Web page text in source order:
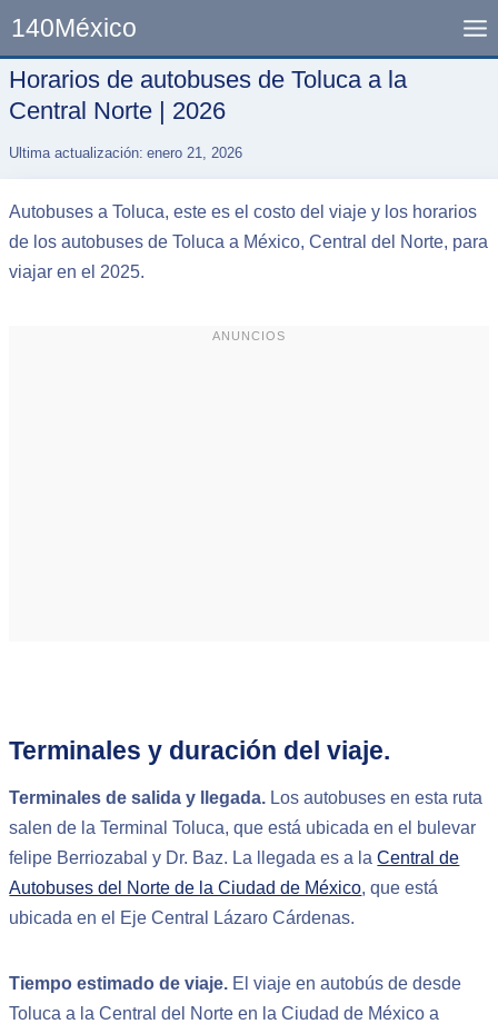
content
140México
Horarios de autobuses de Toluca a la
Central Norte | 2026
Ultima actualización: enero 21, 2026
Autobuses a Toluca, este es el costo del viaje y los horarios
de los autobuses de Toluca a México, Central del Norte, para
viajar en el 2025.
ANUNCIOS
Terminales y duración del viaje.
Terminales de salida y llegada. Los autobuses en esta ruta
salen de la Terminal Toluca, que está ubicada en el bulevar
felipe Berriozabal y Dr. Baz. La llegada es a laCentral de
Autobuses del Norte de la Ciudad de México, que está
ubicada en el Eje Central Lázaro Cárdenas.
Tiempo estimado de viaje. El viaje en autobús de desde
Toluca a la Central del Norte en la Ciudad de México a